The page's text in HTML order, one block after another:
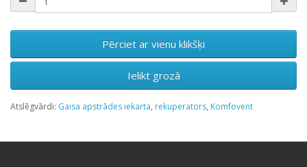
Pērciet ar vienu klikšķi
Ielikt grozā
Atslēgvārdi: Gaisa apstrādes iekarta, rekuperators, Komfovent